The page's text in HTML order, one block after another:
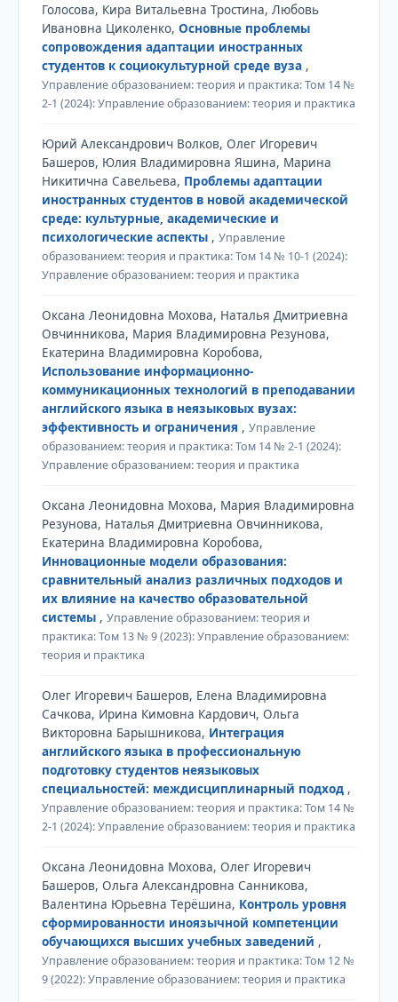
Голосова, Кира Витальевна Тростина, Любовь
Ивановна Циколенко, Основные проблемы
сопровождения адаптации иностранных
студентов к социокультурной среде вуза ,
Управление образованием: теория и практика: Том 14 №
2-1 (2024): Управление образованием: теория и практика
Юрий Александрович Волков, Олег Игоревич
Башеров, Юлия Владимировна Яшина, Марина
Никитична Савельева, Проблемы адаптации
иностранных студентов в новой академической
среде: культурные, академические и
психологические аспекты , Управление
образованием: теория и практика: Том 14 № 10-1 (2024):
Управление образованием: теория и практика
Оксана Леонидовна Мохова, Наталья Дмитриевна
Овчинникова, Мария Владимировна Резунова,
Екатерина Владимировна Коробова,
Использование информационно-
коммуникационных технологий в преподавании
английского языка в неязыковых вузах:
эффективность и ограничения , Управление
образованием: теория и практика: Том 14 № 2-1 (2024):
Управление образованием: теория и практика
Оксана Леонидовна Мохова, Мария Владимировна
Резунова, Наталья Дмитриевна Овчинникова,
Екатерина Владимировна Коробова,
Инновационные модели образования:
сравнительный анализ различных подходов и
их влияние на качество образовательной
системы , Управление образованием: теория и
практика: Том 13 № 9 (2023): Управление образованием:
теория и практика
Олег Игоревич Башеров, Елена Владимировна
Сачкова, Ирина Кимовна Кардович, Ольга
Викторовна Барышникова, Интеграция
английского языка в профессиональную
подготовку студентов неязыковых
специальностей: междисциплинарный подход ,
Управление образованием: теория и практика: Том 14 №
2-1 (2024): Управление образованием: теория и практика
Оксана Леонидовна Мохова, Олег Игоревич
Башеров, Ольга Александровна Санникова,
Валентина Юрьевна Терёшина, Контроль уровня
сформированности иноязычной компетенции
обучающихся высших учебных заведений ,
Управление образованием: теория и практика: Том 12 №
9 (2022): Управление образованием: теория и практика